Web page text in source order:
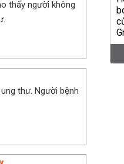
thấy người không
thư. Người bệnh